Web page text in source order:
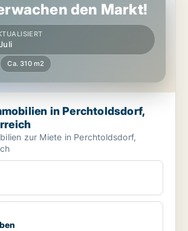
den Markt!
Ca. 310 m2
in Perchtoldsdorf,
zur Miete in Perchtoldsdorf,